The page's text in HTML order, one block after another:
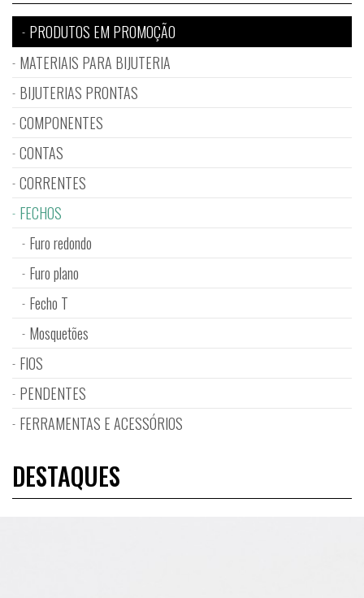
PRODUTOS EM PROMOÇÃO
MATERIAIS PARA BIJUTERIA
BIJUTERIAS PRONTAS
COMPONENTES
CONTAS
CORRENTES
FECHOS
Furo redondo
Furo plano
Fecho T
Mosquetões
FIOS
PENDENTES
FERRAMENTAS E ACESSÓRIOS
DESTAQUES